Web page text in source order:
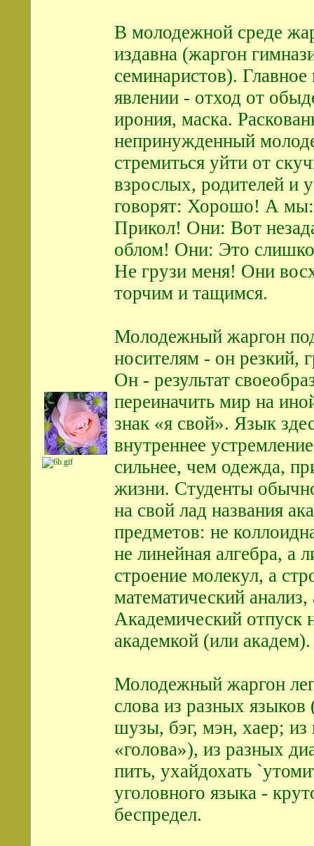
В молодежной среде
издавна (жаргон
семинаристов).
явлении - отход от
ирония, маска.
непринужденный
стремиться уйти от
взрослых, родителей и
говорят: Хорошо! А
Прикол! Они: Вот
облом! Они: Это
Не грузи меня! Они
торчим и тащимся.
Молодежный жаргон
носителям - он резкий,
Он - результат
переиначить мир на
знак «я свой». Язык
внутреннее
сильнее, чем одежда,
жизни. Студенты
на свой лад названия
предметов: не
не линейная алгебра, а
строение молекул, а
математический анализ,
Академический отпуск
академкой (или академ).
Молодежный жаргон
слова из разных языков
шузы, бэг, мэн, хаер;
«голова»), из разных
пить, ухайдохать
уголовного языка -
беспредел.